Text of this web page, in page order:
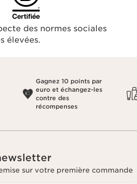
des normes sociales
élevées.
Gagnez 10 points par
euro et échangez-les
contre des
récompenses
sur votre première commande